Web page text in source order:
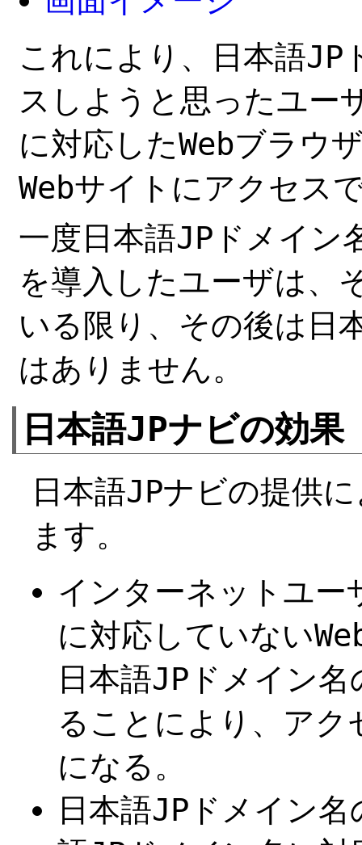
これにより、日本語JP
スしようと思ったユー
に対応したWebブラウ
Webサイトにアクセス
一度日本語JPドメイン
を導入したユーザは、
いる限り、その後は日
はありません。
日本語JPナビの効果
日本語JPナビの提供
ます。
インターネットユー
に対応していない
日本語JPドメイン
ることにより、ア
になる。
日本語JPドメイン